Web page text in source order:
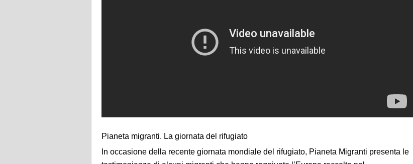
Pianeta migranti. La giornata del rifugiato
In occasione della recente giornata mondiale del rifugiato, Pianeta Migranti presenta le